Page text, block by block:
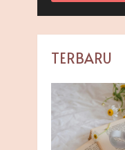
TERBARU